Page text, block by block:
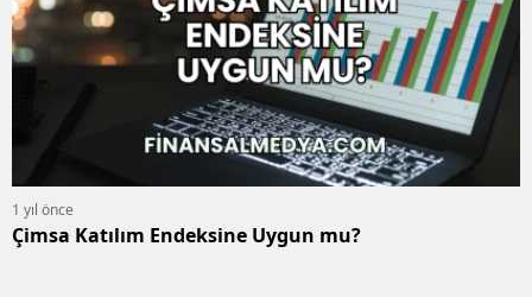
1 yıl önce
Çimsa Katılım Endeksine Uygun mu?